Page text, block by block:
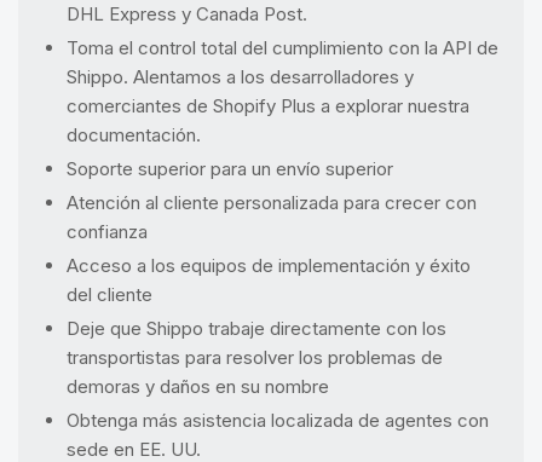
DHL Express y Canada Post.
Toma el control total del cumplimiento con la API de
Shippo. Alentamos a los desarrolladores y
comerciantes de Shopify Plus a explorar nuestra
documentación.
Soporte superior para un envío superior
Atención al cliente personalizada para crecer con
confianza
Acceso a los equipos de implementación y éxito
del cliente
Deje que Shippo trabaje directamente con los
transportistas para resolver los problemas de
demoras y daños en su nombre
Obtenga más asistencia localizada de agentes con
sede en EE. UU.